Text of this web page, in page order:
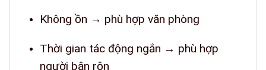
Không ồn → phù hợp văn phòng
Thời gian tác động ngắn → phù hợp
người bận rộn